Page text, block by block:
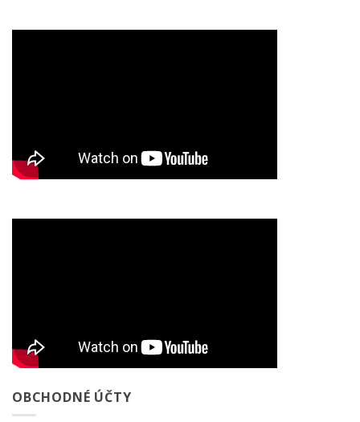
OBCHODNÉ ÚČTY